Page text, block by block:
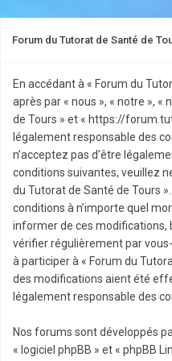
Forum du Tutorat de Santé de
En accédant à « Forum du
après par « nous », « notre », «
de Tours » et « https://
légalement responsable des
n’acceptez pas d’être
conditions suivantes, veuillez
du Tutorat de Santé de Tours
conditions à n’importe quel
informer de ces modifications,
vérifier régulièrement par
à participer à « Forum du
des modifications aient été
légalement responsable des
Nos forums sont développés
« logiciel phpBB » et « phpBB